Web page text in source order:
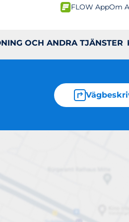
FLOW AppOm
OCH ANDRA TJÄNSTER